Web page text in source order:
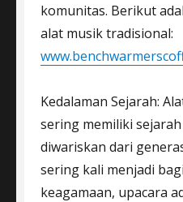
komunitas. Berikut
alat musik tradisional:
Kedalaman Sejarah:
sering memiliki
diwariskan dari
sering kali menjadi
keagamaan, upacara